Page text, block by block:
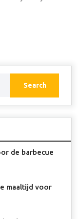
de barbecue
maaltijd voor